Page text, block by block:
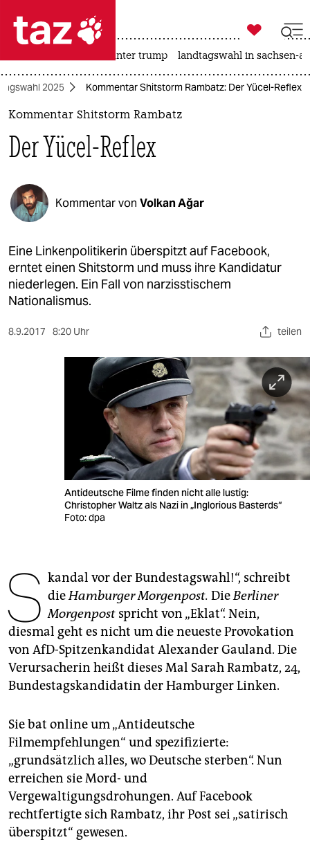
 taz zahl ich
taz zahl ich
politik
öko
gesellschaft
kultur
sport
veranstaltungen
fragen & hilfe
genossenschaft
epaper login

taz zahl ich
usa unter trump landtagswahl in sachsen-
2025 Kommentar Shitstorm Rambatz: Der Yücel-Reflex
Kommentar Shitstorm Rambatz
Der Yücel-Reflex
Kommentar von Volkan Ağar
Eine Linkenpolitikerin überspitzt auf Facebook,
erntet einen Shitstorm und muss ihre Kandidatur
niederlegen. Ein Fall von narzisstischem
Nationalismus.
8.9.2017 8:20 Uhr teilen
Antideutsche Filme finden nicht alle lustig:
Christopher Waltz als Nazi in „Inglorious Basterds“
Foto: dpa
S kandal vor der Bundestagswahl!“, schreibt
dieHamburger Morgenpost. DieBerliner
Morgenpost spricht von „Eklat“. Nein,
diesmal geht es nicht um die neueste Provokation
von AfD-Spitzenkandidat Alexander Gauland. Die
Verursacherin heißt dieses Mal Sarah Rambatz, 24,
Bundestagskandidatin der Hamburger Linken.
Sie bat online um „Antideutsche
Filmempfehlungen“ und spezifizierte:
„grundsätzlich alles, wo Deutsche sterben“. Nun
erreichen sie Mord- und
Vergewaltigungsdrohungen. Auf Face­book
rechtfertigte sich Rambatz, ihr Post sei „satirisch
überspitzt“ gewesen.